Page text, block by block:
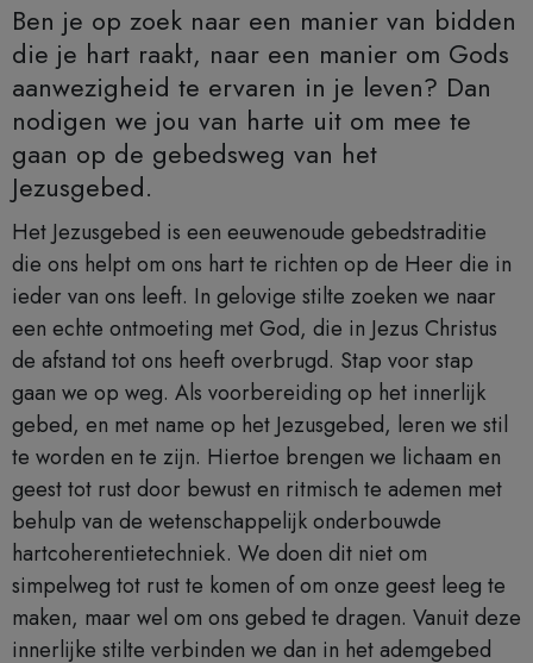
Ben je op zoek naar een manier van bidden
die je hart raakt, naar een manier om Gods
aanwezigheid te ervaren in je leven? Dan
nodigen we jou van harte uit om mee te
gaan op de gebedsweg van het
Jezusgebed.
Het Jezusgebed is een eeuwenoude gebedstraditie
die ons helpt om ons hart te richten op de Heer die in
ieder van ons leeft. In gelovige stilte zoeken we naar
een echte ontmoeting met God, die in Jezus Christus
de afstand tot ons heeft overbrugd. Stap voor stap
gaan we op weg. Als voorbereiding op het innerlijk
gebed, en met name op het Jezusgebed, leren we stil
te worden en te zijn. Hiertoe brengen we lichaam en
geest tot rust door bewust en ritmisch te ademen met
behulp van de wetenschappelijk onderbouwde
hartcoherentietechniek. We doen dit niet om
simpelweg tot rust te komen of om onze geest leeg te
maken, maar wel om ons gebed te dragen. Vanuit deze
innerlijke stilte verbinden we dan in het ademgebed